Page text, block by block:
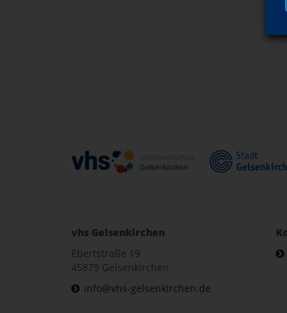
vhs Gelsenkirchen
Ebertstraße 19
45879 Gelsenkirchen
info@vhs-gelsenkirchen.de